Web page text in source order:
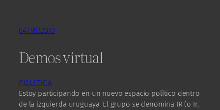
04/09/2010
Demos virtual
POLÍTICA
Estoy participando en un nuevo espacio político dentro
de la izquierda uruguaya. El grupo se denomina IR (o Ir,